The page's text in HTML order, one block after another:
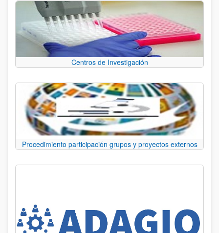
Centros de Investigación
Procedimiento participación grupos y proyectos externos